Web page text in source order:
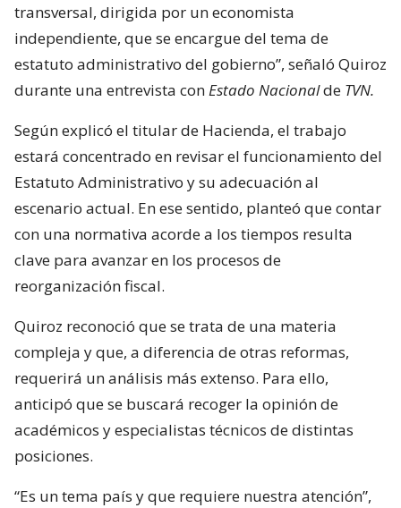
transversal, dirigida por un economista
independiente, que se encargue del tema de
estatuto administrativo del gobierno”, señaló Quiroz
durante una entrevista con Estado Nacionalde TVN.
Según explicó el titular de Hacienda, el trabajo
estará concentrado en revisar el funcionamiento del
Estatuto Administrativo y su adecuación al
escenario actual. En ese sentido, planteó que contar
con una normativa acorde a los tiempos resulta
clave para avanzar en los procesos de
reorganización fiscal.
Quiroz reconoció que se trata de una materia
compleja y que, a diferencia de otras reformas,
requerirá un análisis más extenso. Para ello,
anticipó que se buscará recoger la opinión de
académicos y especialistas técnicos de distintas
posiciones.
“Es un tema país y que requiere nuestra atención”,